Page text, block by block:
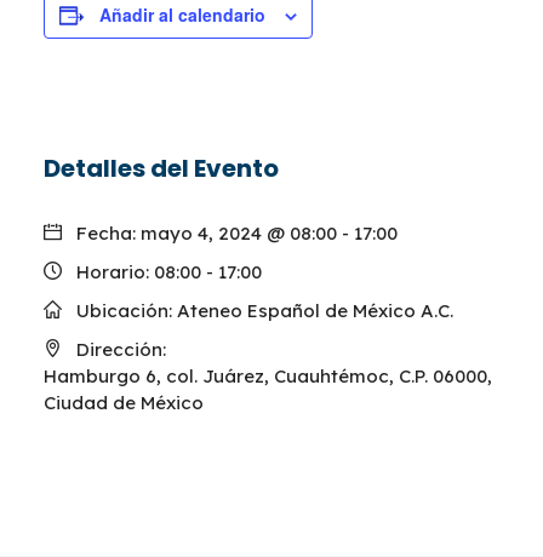
Añadir al calendario
Detalles del Evento
Fecha: mayo 4, 2024 @ 08:00 - 17:00
Horario: 08:00 - 17:00
Ubicación: Ateneo Español de México A.C.
Dirección:
Hamburgo 6, col. Juárez, Cuauhtémoc, C.P. 06000,
Ciudad de México